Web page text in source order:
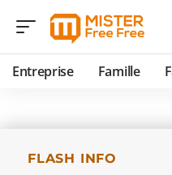
Entreprise Famille
FLASH INFO